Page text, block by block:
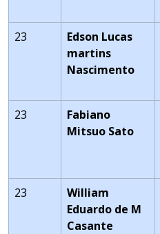
23
Edson Lucas
martins
Nascimento
23
Fabiano
Mitsuo Sato
23
William
Eduardo de M
Casante